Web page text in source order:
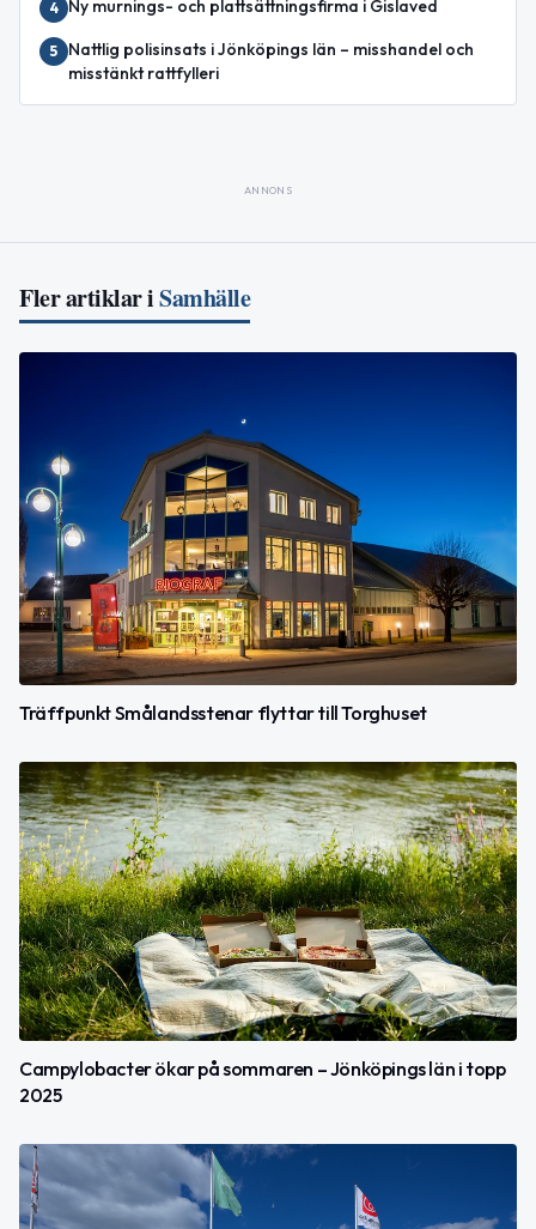
4 Ny murnings- och plattsättningsfirma i Gislaved
5
Nattlig polisinsats i Jönköpings län – misshandel och
misstänkt rattfylleri
ANNONS
Fler artiklar iSamhälle
Träffpunkt Smålandsstenar flyttar till Torghuset
Campylobacter ökar på sommaren – Jönköpings län i topp
2025